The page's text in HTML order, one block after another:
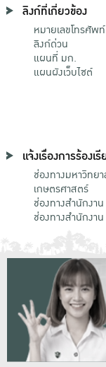
ลิงก์ที่เกี่ยวข้อง
หมายเลขโทรศัพท์
ลิงก์ด่วน
แผนที่ มก.
แผนผังเว็บไซต์
แจ้งเรื่องการร้องเ
ช่องทางมหาวิทย
เกษตรศาสตร์
ช่องทางสำนักงา
ช่องทางสำนักงา